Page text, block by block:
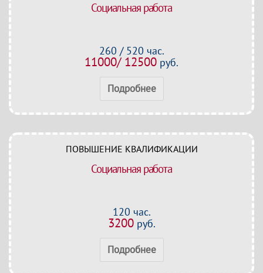
Социальная работа
260 / 520 час.
11000/ 12500 руб.
Подробнее
ПОВЫШЕНИЕ КВАЛИФИКАЦИИ
Социальная работа
120 час.
3200руб.
Подробнее